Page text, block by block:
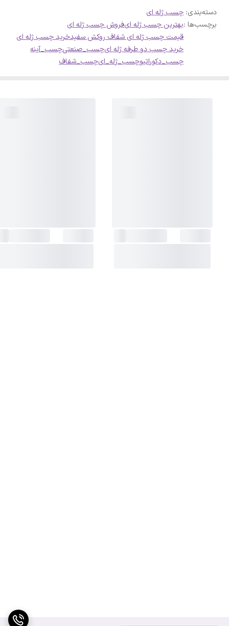
دسته‌بندی: چسب ژله ای
برچسب‌ها :بهترین چسب ژله ایفروش چسب ژله ای
قیمت چسب ژله ای شفاف روکش سفیدخرید چسب ژله ای
خرید چسب دو طرفه ژله ایچسب_صنعتیچسب_آینه
چسب_دکوراتیوچسب_ژله_ایچسب_شفاف